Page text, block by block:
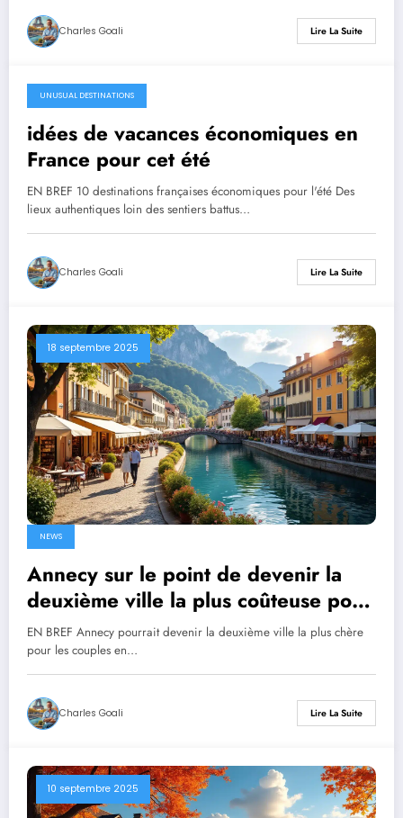
Charles Goali Lire La Suite
28 septembre 2025
UNUSUAL DESTINATIONS
idées de vacances économiques en
France pour cet été
EN BREF 10 destinations françaises économiques pour l'été Des
lieux authentiques loin des sentiers battus…
Charles Goali Lire La Suite
18 septembre 2025
NEWS
Annecy sur le point de devenir la
deuxième ville la plus coûteuse pour
les couples en 2025 en France
EN BREF Annecy pourrait devenir la deuxième ville la plus chère
pour les couples en…
Charles Goali Lire La Suite
10 septembre 2025